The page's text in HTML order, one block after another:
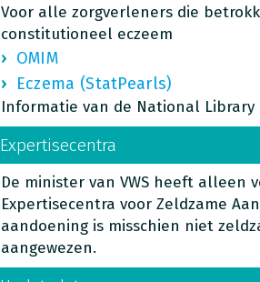
Voor alle zorgverleners die
constitutioneel eczeem
OMIM
Eczema (StatPearls)
Informatie van de National Library
Expertisecentra
De minister van VWS heeft alleen
Expertisecentra voor Zeldzame
aandoening is misschien niet
aangewezen.